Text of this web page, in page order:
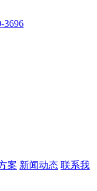
3696
案 新闻动态 联系我